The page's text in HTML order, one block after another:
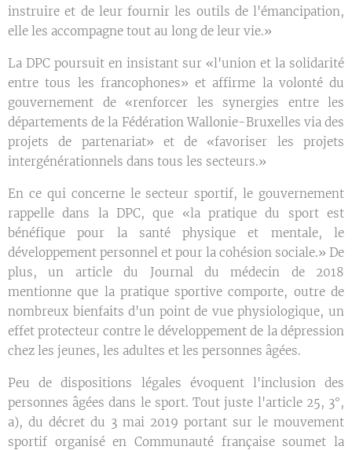
instruire et de leur fournir les outils de l'émancipation,
elle les accompagne tout au long de leur vie.»
La DPC poursuit en insistant sur «l'union et la solidarité
entre tous les francophones» et affirme la volonté du
gouvernement de «renforcer les synergies entre les
départements de la Fédération Wallonie-Bruxelles via des
projets de partenariat» et de «favoriser les projets
intergénérationnels dans tous les secteurs.»
En ce qui concerne le secteur sportif, le gouvernement
rappelle dans la DPC, que «la pratique du sport est
bénéfique pour la santé physique et mentale, le
développement personnel et pour la cohésion sociale.» De
plus, un article du Journal du médecin de 2018
mentionne que la pratique sportive comporte, outre de
nombreux bienfaits d'un point de vue physiologique, un
effet protecteur contre le développement de la dépression
chez les jeunes, les adultes et les personnes âgées.
Peu de dispositions légales évoquent l'inclusion des
personnes âgées dans le sport. Tout juste l'article 25, 3°,
a), du décret du 3 mai 2019 portant sur le mouvement
sportif organisé en Communauté française soumet la